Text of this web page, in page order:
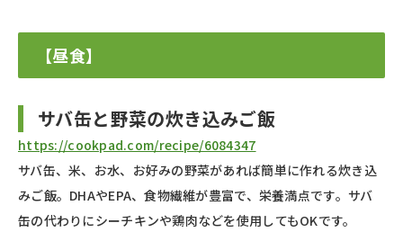
【昼食】
サバ缶と野菜の炊き込みご飯
https://cookpad.com/recipe/6084347
サバ缶、米、お水、お好みの野菜があれば簡単に作れる炊き込
みご飯。DHAやEPA、食物繊維が豊富で、栄養満点です。サバ
缶の代わりにシーチキンや鶏肉などを使用してもOKです。